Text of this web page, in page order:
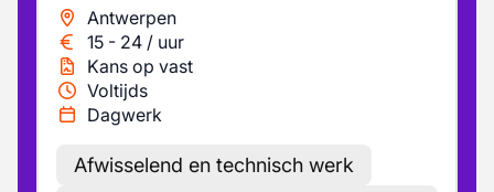
Antwerpen
15 - 24 / uur
Kans op vast
Voltijds
Dagwerk
Afwisselend en technisch werk